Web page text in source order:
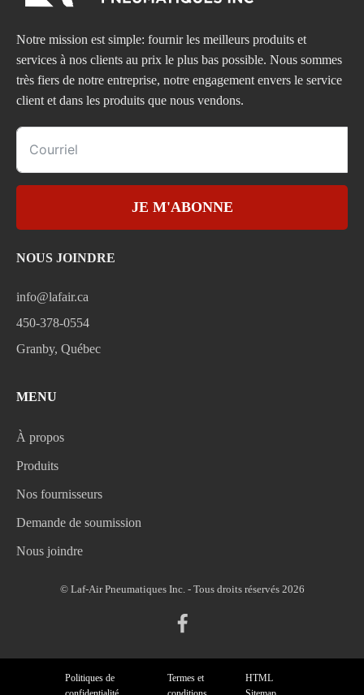
Notre mission est simple: fournir les meilleurs produits et
services à nos clients au prix le plus bas possible. Nous sommes
très fiers de notre entreprise, notre engagement envers le service
client et dans les produits que nous vendons.
JE M'ABONNE
NOUS JOINDRE
info@lafair.ca
450-378-0554
Granby, Québec
MENU
À propos
Produits
Nos fournisseurs
Demande de soumission
Nous joindre
© Laf-Air Pneumatiques Inc. - Tous droits réservés 2026
Politiques de
Termes et
HTML